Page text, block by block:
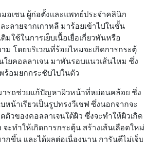
อเซน ผู้ก่อตั้งและแพทย์ประจำคลินิก
ลายจากเกาหลี มาร้อยเข้าไปในชั้น
ใช้ในการเย็บเนื้อเยื่อเกี่ยวพันหรือ
ม โดยบริเวณที่ร้อยไหมจะเกิดการกระตุ้
ใยคอลลาเจน มาพันรอบแนวเส้นไหม ซึ่ง
ร้อมยกกระชับไปในตัว
รถช่วยแก้ปัญหาผิวหน้าที่หย่อนคล้อย ซึ่ง
น้าเรียวเป็นรูปทรงวีเชฟ ซึ่งนอกจากจะ
วของคอลลาเจนใต้ผิว ซึ่งจะทำให้ผิวเกิด
ทำให้เกิดการกระตุ้น สร้างเส้นเลือดใหม่
กขึ้น และได้ผลต่อเนื่องนาน การันตีไม่เจ็บ